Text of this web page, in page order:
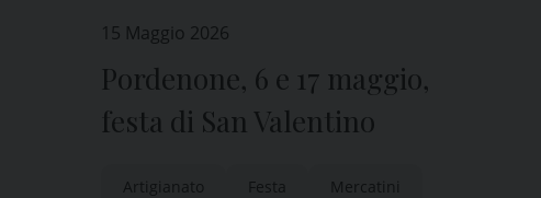
15 Maggio 2026
Pordenone, 6 e 17 maggio,
festa di San Valentino
Artigianato Festa Mercatini